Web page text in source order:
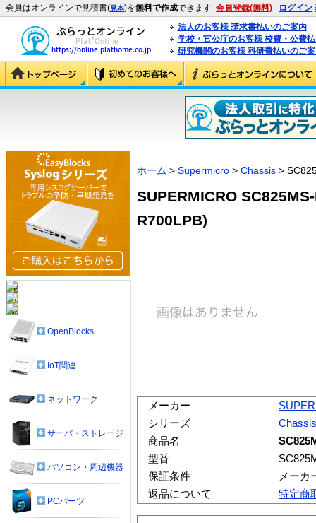
会員はオンラインで見積書(見本)を無料で作成できます 会員登録(無料) ログイン
法人のお客様 請求書払いのご案内
学校・官公庁のお客様 校費・公費
研究機関のお客様 科研費払いのご
ホーム > Supermicro > Chassis >
SUPERMICRO
R700LPB)
メーカー
シリーズ
Chassis
商品名
型番
保証条件
メーカ
返品について
特定商
OpenBlocks
IoT関連
ネットワーク
サーバ・ストレージ
パソコン・周辺機器
PCパーツ